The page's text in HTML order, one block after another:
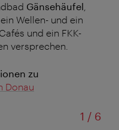
Gänsehäufel
Wellen- und ein
und ein FKK-
versprechen.
zu
Donau
1 /von
6